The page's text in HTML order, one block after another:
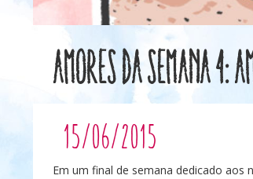
Amores da Semana 4:
15/06/2015
Em um final de semana dedicado